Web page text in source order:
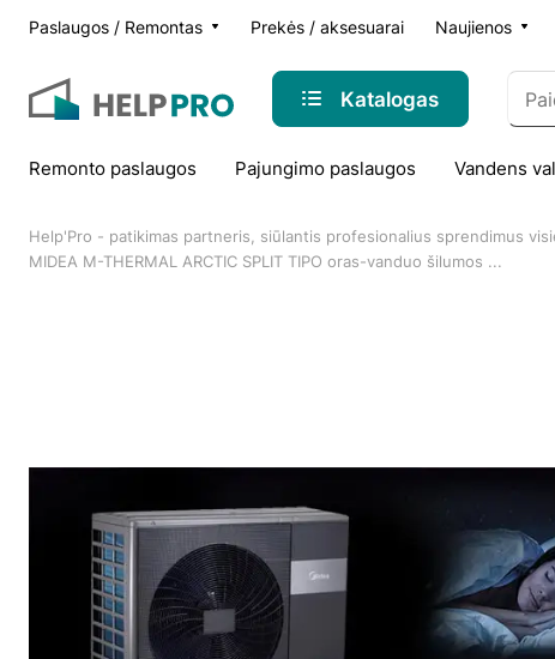
Paslaugos / Remontas Prekės / aksesuarai Naujienos
Katalogas
Remonto paslaugos Pajungimo paslaugos Vandens
Help'Pro - patikimas partneris, siūlantis profesionalius sprendimus
MIDEA M-THERMAL ARCTIC SPLIT TIPO oras-vanduo šilumos ...